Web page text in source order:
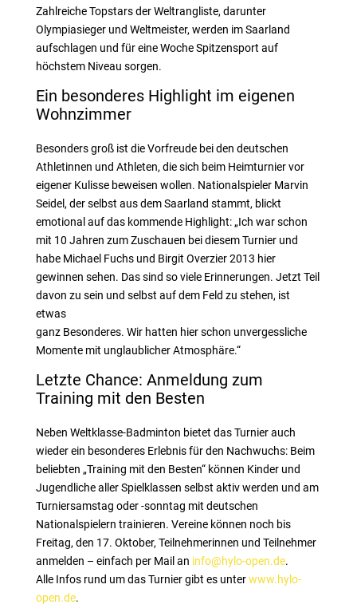
Zahlreiche Topstars der Weltrangliste, darunter
Olympiasieger und Weltmeister, werden im Saarland
aufschlagen und für eine Woche Spitzensport auf
höchstem Niveau sorgen.
Ein besonderes Highlight im eigenen
Wohnzimmer
Besonders groß ist die Vorfreude bei den deutschen
Athletinnen und Athleten, die sich beim Heimturnier vor
eigener Kulisse beweisen wollen. Nationalspieler Marvin
Seidel, der selbst aus dem Saarland stammt, blickt
emotional auf das kommende Highlight: „Ich war schon
mit 10 Jahren zum Zuschauen bei diesem Turnier und
habe Michael Fuchs und Birgit Overzier 2013 hier
gewinnen sehen. Das sind so viele Erinnerungen. Jetzt Teil
davon zu sein und selbst auf dem Feld zu stehen, ist
etwas
ganz Besonderes. Wir hatten hier schon unvergessliche
Momente mit unglaublicher Atmosphäre.“
Letzte Chance: Anmeldung zum
Training mit den Besten
Neben Weltklasse-Badminton bietet das Turnier auch
wieder ein besonderes Erlebnis für den Nachwuchs: Beim
beliebten „Training mit den Besten“ können Kinder und
Jugendliche aller Spielklassen selbst aktiv werden und am
Turniersamstag oder -sonntag mit deutschen
Nationalspielern trainieren. Vereine können noch bis
Freitag, den 17. Oktober, Teilnehmerinnen und Teilnehmer
anmelden – einfach per Mail an info@hylo-open.de.
Alle Infos rund um das Turnier gibt es unterwww.hylo-
open.de.